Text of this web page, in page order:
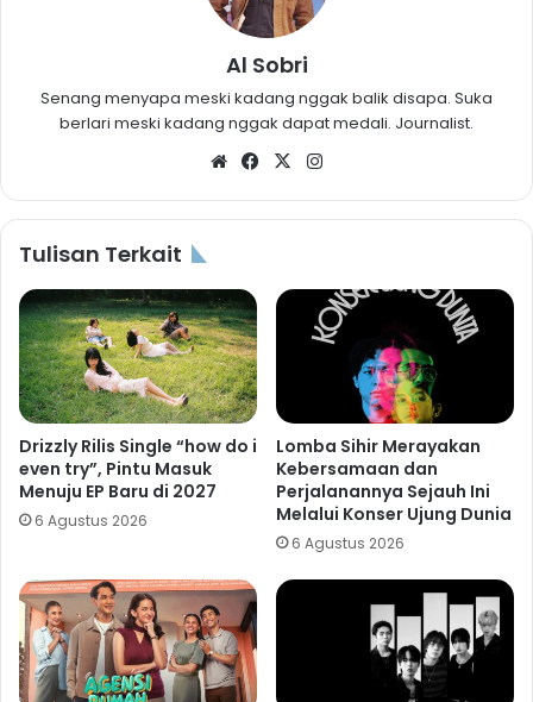
Al Sobri
Senang menyapa meski kadang nggak balik disapa. Suka
berlari meski kadang nggak dapat medali. Journalist.
WebsiteFacebook
X
Tulisan Terkait
Drizzly Rilis Single “how do i
even try”, Pintu Masuk
Menuju EP Baru di 2027
6 Agustus 2026
Lomba Sihir Merayakan
Kebersamaan dan
Perjalanannya Sejauh Ini
Melalui Konser Ujung Dunia
6 Agustus 2026